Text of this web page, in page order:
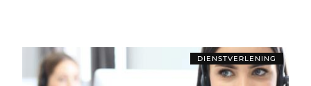
DIENSTVERLENING